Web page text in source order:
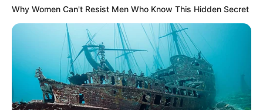
Why Women Can't Resist Men Who Know This Hidden Secret